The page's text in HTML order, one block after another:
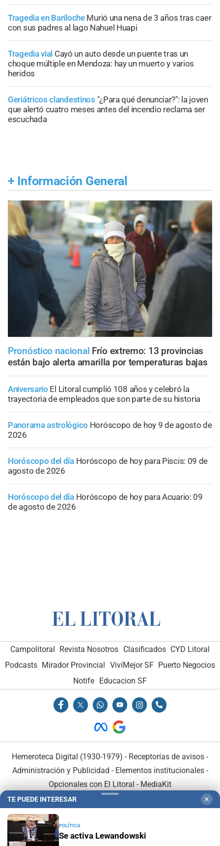
Tragedia en Bariloche Murió una nena de 3 años tras caer
con sus padres al lago Nahuel Huapi
Tragedia vial Cayó un auto desde un puente tras un
choque múltiple en Mendoza: hay un muerto y varios
heridos
Geriátricos clandestinos "¿Para qué denunciar?": la joven
que alertó cuatro meses antes del incendio reclama ser
escuchada
+ Información General
Pronóstico nacional Frío extremo: 13 provincias
están bajo alerta amarilla por temperaturas bajas
Aniversario El Litoral cumplió 108 años y celebró la
trayectoria de empleados que son parte de su historia
Panorama astrológico Horóscopo de hoy 9 de agosto de
2026
Horóscopo del día Horóscopo de hoy para Piscis: 09 de
agosto de 2026
Horóscopo del día Horóscopo de hoy para Acuario: 09
de agosto de 2026
Campolitoral Revista Nosotros Clasificados CYD Litoral
Podcasts Mirador Provincial VivíMejor SF Puerto Negocios
Notife
Educacion SF
Hemeroteca Digital (1930-1979) - Receptorías de avisos -
Administración y Publicidad - Elementos institucionales-
Opcionales con El Litoral - MediaKit
TE PUEDE INTERESAR ✕
POLÍTICA
Se activa Lewandowski